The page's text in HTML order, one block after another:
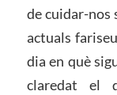
de cuidar-nos
actuals
dia en què
claredat el